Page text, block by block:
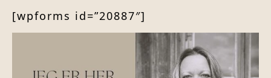
[wpforms id=”20887″]